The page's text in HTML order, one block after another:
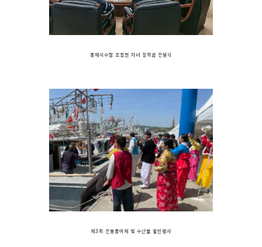
동해시수협 조합원 자녀 장학금 전달식
제3회 전통풍어제 및 수산물 할인행사